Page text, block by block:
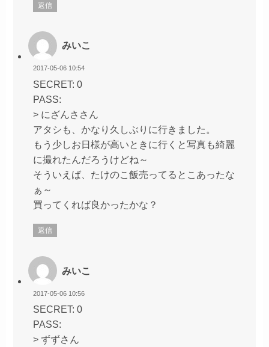
返信
みいこ
2017-05-06 10:54
SECRET: 0
PASS:
> にざんささん
アタシも、かなり久しぶりに行きました。
もう少しお日様が高いときに行くと写真も綺麗
に撮れたんだろうけどね～
そういえば、たけのこ飯売ってるとこあったな
ぁ～
買ってくれば良かったかな？
返信
みいこ
2017-05-06 10:56
SECRET: 0
PASS:
> ずずさん